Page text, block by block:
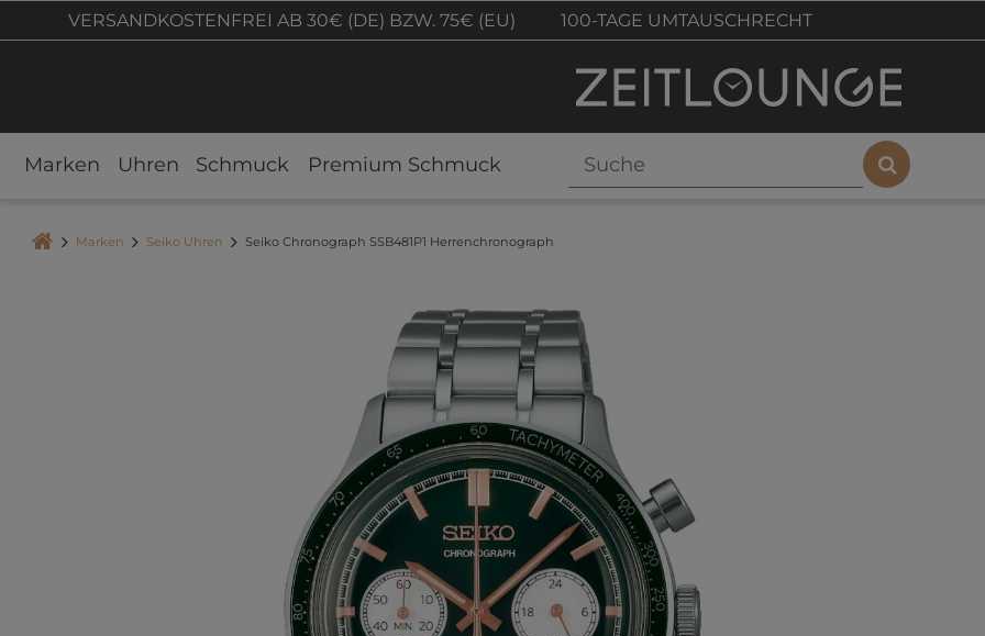
VERSANDKOSTENFREI AB 30€ (DE) BZW. 75€ (EU) 100-TAGE UMTAUSCHRECHT
Marken Uhren Schmuck Premium Schmuck
Marken Seiko Uhren Seiko Chronograph SSB481P1 Herrenchronograph